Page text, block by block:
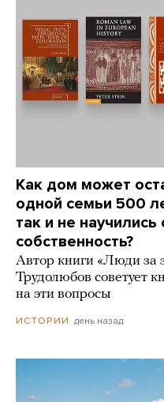
Как дом может
одной семьи 500
так и не научились
собственность?
Автор книги «Люди за
Трудолюбов советует
на эти вопросы
ИСТОРИИ день назад